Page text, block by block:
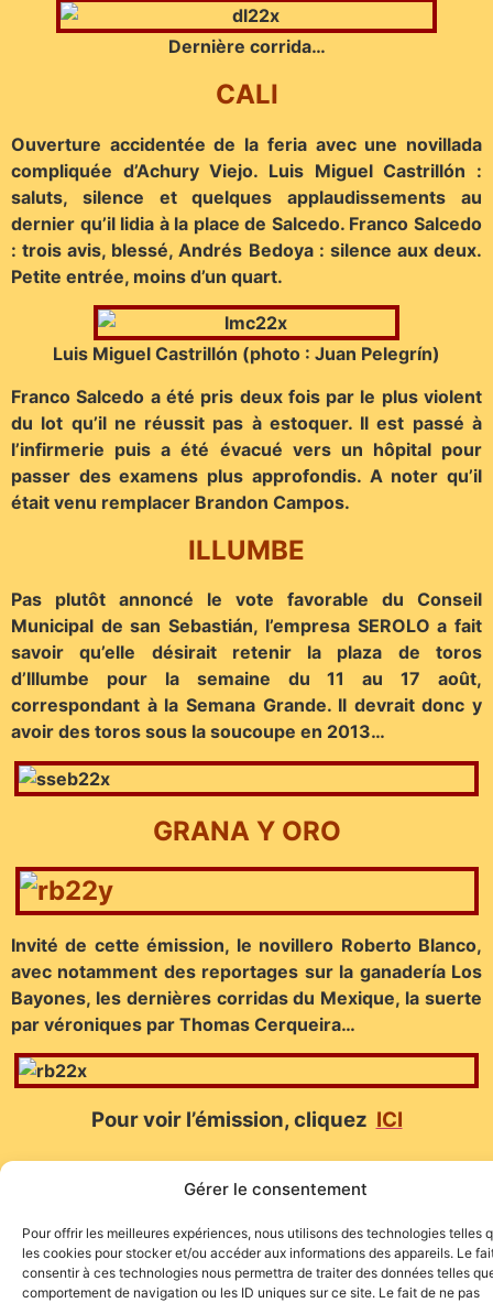
Gérer le consentement
Pour offrir les meilleures expériences, nous utilisons des technologies telles
les cookies pour stocker et/ou accéder aux informations des appareils. Le
consentir à ces technologies nous permettra de traiter des données telles
comportement de navigation ou les ID uniques sur ce site. Le fait de ne pas
Dernière corrida…
CALI
Ouverture accidentée de la feria avec une novillada
compliquée d’Achury Viejo. Luis Miguel Castrillón :
saluts, silence et quelques applaudissements au
dernier qu’il lidia à la place de Salcedo. Franco Salcedo
: trois avis, blessé, Andrés Bedoya : silence aux deux.
Petite entrée, moins d’un quart.
Luis Miguel Castrillón (photo : Juan Pelegrín)
Franco Salcedo a été pris deux fois par le plus violent
du lot qu’il ne réussit pas à estoquer. Il est passé à
l’infirmerie puis a été évacué vers un hôpital pour
passer des examens plus approfondis. A noter qu’il
était venu remplacer Brandon Campos.
ILLUMBE
Pas plutôt annoncé le vote favorable du Conseil
Municipal de san Sebastián, l’empresa SEROLO a fait
savoir qu’elle désirait retenir la plaza de toros
d’Illumbe pour la semaine du 11 au 17 août,
correspondant à la Semana Grande. Il devrait donc y
avoir des toros sous la soucoupe en 2013…
GRANA Y ORO
Invité de cette émission, le novillero Roberto Blanco,
avec notamment des reportages sur la ganadería Los
Bayones, les dernières corridas du Mexique, la suerte
par véroniques par Thomas Cerqueira…
Pour voir l’émission, cliquez ICI
Site de l'association TOROFIESTA